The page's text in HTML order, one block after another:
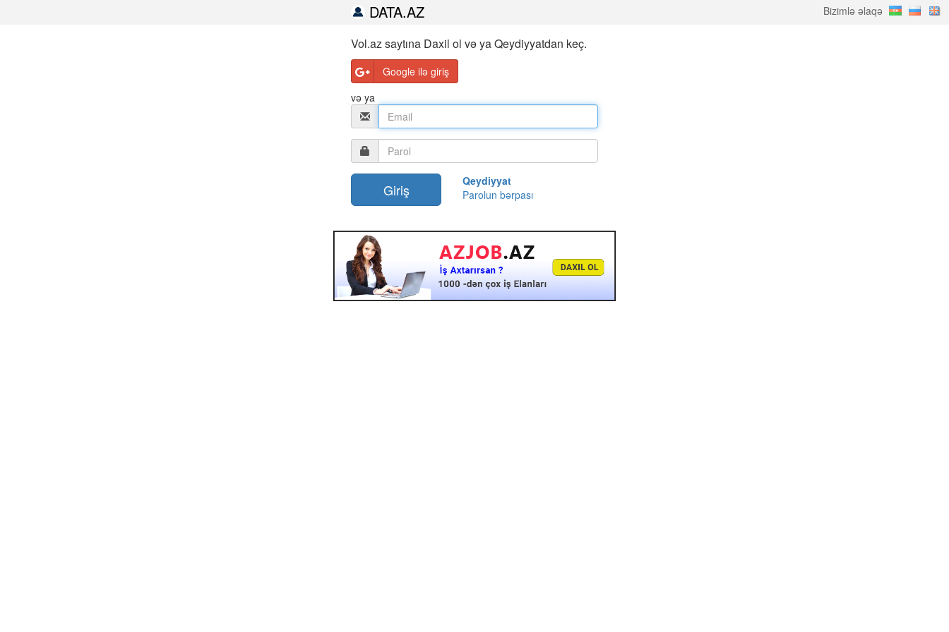
DATA.AZ Bizimlə əlaqə
Vol.az saytına Daxil ol və ya Qeydiyyatdan keç.
Google ilə giriş
və ya
Qeydiyyat
Parolun bərpası